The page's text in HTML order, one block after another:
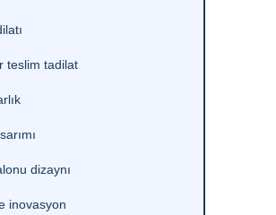
teslim tadilat
dizaynı
inovasyon